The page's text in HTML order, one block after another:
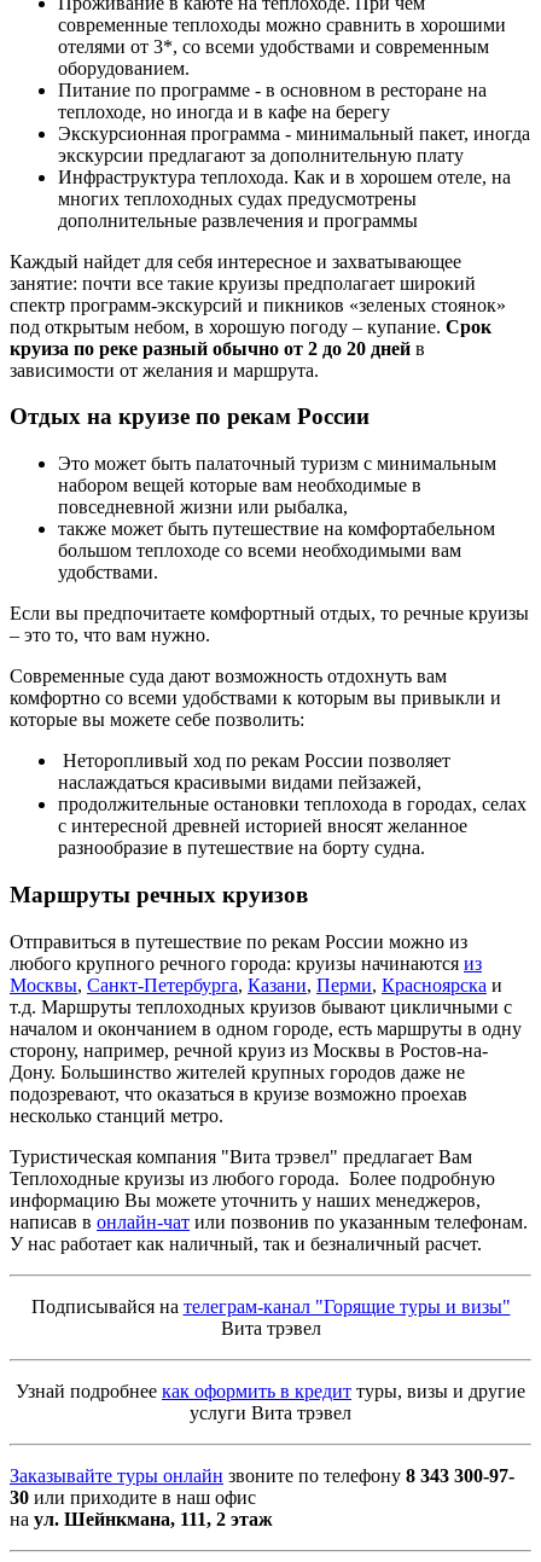
современные теплоходы можно сравнить в хорошими
отелями от 3*, со всеми удобствами и современным
оборудованием.
Питание по программе - в основном в ресторане на
теплоходе, но иногда и в кафе на берегу
Экскурсионная программа - минимальный пакет, иногда
экскурсии предлагают за дополнительную плату
Инфраструктура теплохода. Как и в хорошем отеле, на
многих теплоходных судах предусмотрены
дополнительные развлечения и программы
Каждый найдет для себя интересное и захватывающее
занятие: почти все такие круизы предполагает широкий
спектр программ-экскурсий и пикников «зеленых стоянок»
под открытым небом, в хорошую погоду – купание. Срок
круиза по реке разный обычно от 2 до 20 дней в
зависимости от желания и маршрута.
Отдых на круизе по рекам России
Это может быть палаточный туризм с минимальным
набором вещей которые вам необходимые в
повседневной жизни или рыбалка,
также может быть путешествие на комфортабельном
большом теплоходе со всеми необходимыми вам
удобствами.
Если вы предпочитаете комфортный отдых, то речные круизы
– это то, что вам нужно.
Современные суда дают возможность отдохнуть вам
комфортно со всеми удобствами к которым вы привыкли и
которые вы можете себе позволить:
Неторопливый ход по рекам России позволяет
наслаждаться красивыми видами пейзажей,
продолжительные остановки теплохода в городах, селах
с интересной древней историей вносят желанное
разнообразие в путешествие на борту судна.
Маршруты речных круизов
Отправиться в путешествие по рекам России можно из
любого крупного речного города: круизы начинаются из
Москвы, Санкт-Петербурга, Казани, Перми, Красноярска и
т.д. Маршруты теплоходных круизов бывают цикличными с
началом и окончанием в одном городе, есть маршруты в одну
сторону, например, речной круиз из Москвы в Ростов-на-
Дону. Большинство жителей крупных городов даже не
подозревают, что оказаться в круизе возможно проехав
несколько станций метро.
Туристическая компания "Вита трэвел" предлагает Вам
Теплоходные круизы из любого города. Более подробную
информацию Вы можете уточнить у наших менеджеров,
написав в онлайн-чат или позвонив по указанным телефонам.
У нас работает как наличный, так и безналичный расчет.
Подписывайся на телеграм-канал "Горящие туры и визы"
Вита трэвел
Узнай подробнее как оформить в кредит туры, визы и другие
услуги Вита трэвел
Заказывайте туры онлайн звоните по телефону 8 343 300-97-
30 или приходите в наш офис
на ул. Шейнкмана, 111, 2 этаж